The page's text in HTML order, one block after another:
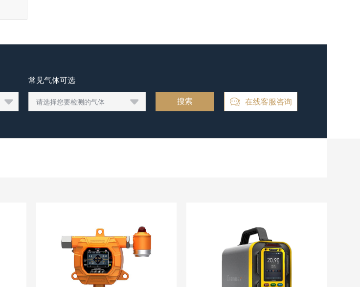
常见气体可选
请选择您要检测的气体 搜索 在线客服咨询